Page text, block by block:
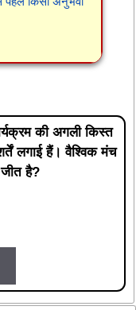
की अगली किस्त
लगाई हैं। वैश्विक मंच
जीत है?